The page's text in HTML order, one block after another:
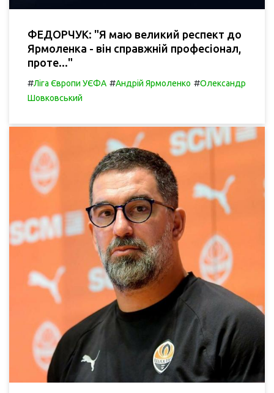
ФЕДОРЧУК: "Я маю великий респект до
Ярмоленка - він справжній професіонал,
проте..."
#Ліга Європи УЄФА #Андрій Ярмоленко #Олександр
Шовковський